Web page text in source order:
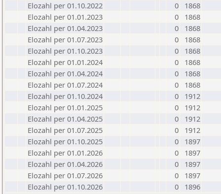
Elozahl per 01.10.2022
0
1868
Elozahl per 01.01.2023
0
1868
Elozahl per 01.04.2023
0
1868
Elozahl per 01.07.2023
0
1868
Elozahl per 01.10.2023
0
1868
Elozahl per 01.01.2024
0
1868
Elozahl per 01.04.2024
0
1868
Elozahl per 01.07.2024
0
1868
Elozahl per 01.10.2024
0
1912
Elozahl per 01.01.2025
0
1912
Elozahl per 01.04.2025
0
1912
Elozahl per 01.07.2025
0
1912
Elozahl per 01.10.2025
0
1897
Elozahl per 01.01.2026
0
1897
Elozahl per 01.04.2026
0
1897
Elozahl per 01.07.2026
0
1897
Elozahl per 01.10.2026
0 1896